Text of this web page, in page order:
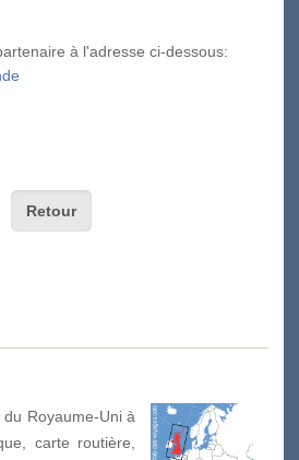
à l'adresse ci-dessous:
Retour
Royaume-Uni à
carte routière,